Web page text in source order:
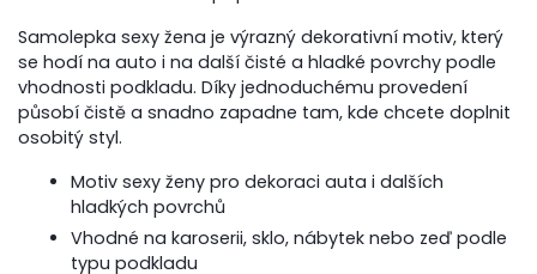
Samolepka sexy žena je výrazný dekorativní motiv, který
se hodí na auto i na další čisté a hladké povrchy podle
vhodnosti podkladu. Díky jednoduchému provedení
působí čistě a snadno zapadne tam, kde chcete doplnit
osobitý styl.
Motiv sexy ženy pro dekoraci auta i dalších
hladkých povrchů
Vhodné na karoserii, sklo, nábytek nebo zeď podle
typu podkladu